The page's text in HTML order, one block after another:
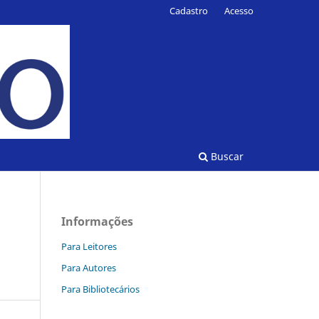
Buscar
Cadastro Acesso
Informações
Para Leitores
Para Autores
Para Bibliotecários